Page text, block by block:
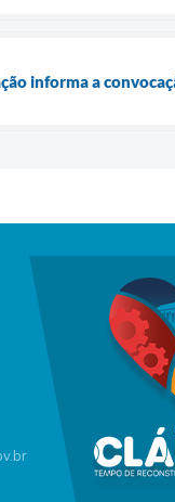
informa a